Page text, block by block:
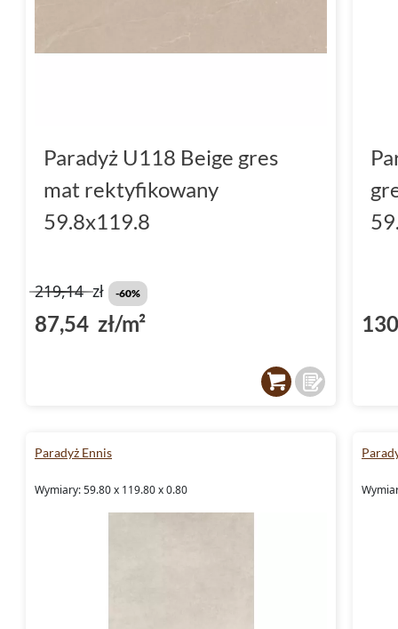
Paradyż U118 Beige gres
mat rektyfikowany
59.8x119.8
219,14zł -60%
87,54 zł/m²
Paradyż Ennis
Wymiary: 59.80 x 119.80 x 0.80